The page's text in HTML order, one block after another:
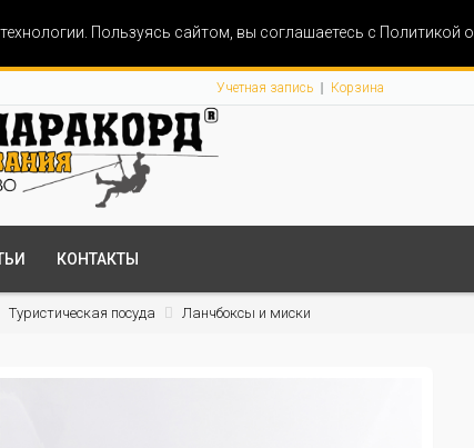
Пользуясь сайтом, вы соглашаетесь с Политикой
Учетная запись Корзина
КОНТАКТЫ
Туристическая посуда Ланчбоксы и миски